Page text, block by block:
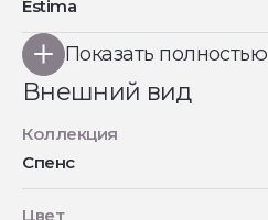
Estima
Показать полностью
Внешний вид
Коллекция
Спенс
Цвет